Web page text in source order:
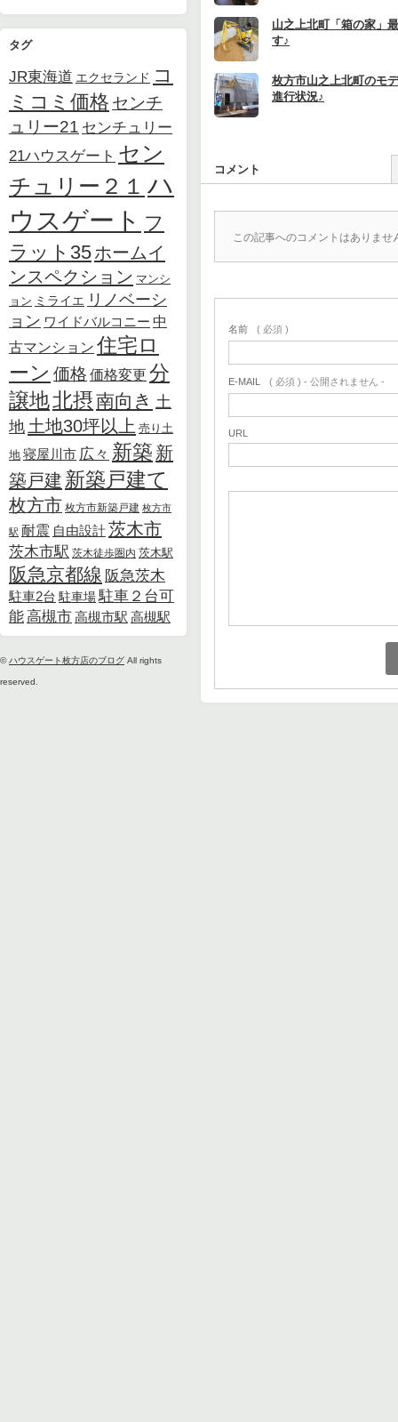
タグ
JR東海道 エクセランド コ
ミコミ価格 センチ
ュリー21 センチュリー
21ハウスゲート セン
チュリー２１ ハ
ウスゲート フ
ラット35ホームイ
ンスペクション マンシ
ョン ミライエ リノベーシ
ョン ワイドバルコニー 中
古マンション 住宅ロ
ーン 価格 価格変更 分
譲地北摂南向き 土
地 土地30坪以上 売り土
地 寝屋川市 広々 新築 新
築戸建 新築戸建て
枚方市 枚方市新築戸建 枚方市
駅 耐震 自由設計茨木市
茨木市駅 茨木徒歩圏内 茨木駅
阪急京都線 阪急茨木
駐車2台 駐車場駐車２台可
能高槻市高槻市駅 高槻駅
©ハウスゲート枚方店のブログ All rights
reserved.
山之上北町「箱の家」
す♪
枚方市山之上北町のモ
進行状況♪
コメント
この記事へのコメントはありませ
名前 ( 必須 )
E-MAIL ( 必須 ) - 公開されません -
URL